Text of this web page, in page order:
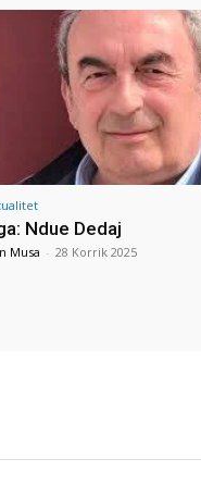
Ndue Dedaj
Musa - 28 Korrik 2025